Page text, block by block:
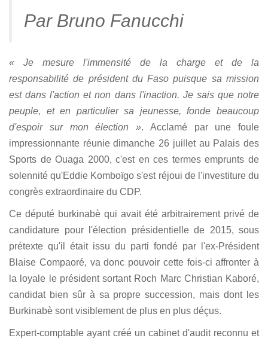
Par Bruno Fanucchi
« Je mesure l'immensité de la charge et de la
responsabilité de président du Faso puisque sa mission
est dans l'action et non dans l'inaction. Je sais que notre
peuple, et en particulier sa jeunesse, fonde beaucoup
d'espoir sur mon élection ». Acclamé par une foule
impressionnante réunie dimanche 26 juillet au Palais des
Sports de Ouaga 2000, c'est en ces termes emprunts de
solennité qu'Eddie Komboïgo s'est réjoui de l'investiture du
congrès extraordinaire du CDP.
Ce député burkinabè qui avait été arbitrairement privé de
candidature pour l'élection présidentielle de 2015, sous
prétexte qu'il était issu du parti fondé par l'ex-Président
Blaise Compaoré, va donc pouvoir cette fois-ci affronter à
la loyale le président sortant Roch Marc Christian Kaboré,
candidat bien sûr à sa propre succession, mais dont les
Burkinabè sont visiblement de plus en plus déçus.
Expert-comptable ayant créé un cabinet d'audit reconnu et